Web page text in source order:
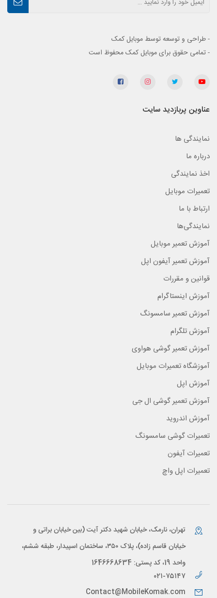
- طراحی و توسعه توسط موبایل کمک
- تمامی حقوق برای موبایل کمک محفوظ است
عناوین پربازدید سایت
نمایندگی ها
درباره ما
اخذ نمایندگی
تعمیرات موبایل
ارتباط با ما
نمایندگی‌ها
آموزش تعمیر موبایل
آموزش تعمیر آیفون اپل
قوانین و مقررات
آموزش اینستاگرام
آموزش تعمیر سامسونگ
آموزش تلگرام
آموزش تعمیر گوشی هواوی
آموزشگاه تعمیرات موبایل
آموزش اپل
آموزش تعمیر گوشی ال جی
آموزش اندروید
تعمیرات گوشی سامسونگ
تعمیرات آیفون
تعمیرات اپل واچ
تهران، نارمک، خیابان شهید دکتر آیت (بین خیابان براتی و
خیابان قاسم زاده)، پلاک ۳۵۰، ساختمان اسپیدار، طبقه ششم،
واحد 19، کد پستی: 1646668634
۰۲۱-۷۵۱۴۷
Contact@MobileKomak.com